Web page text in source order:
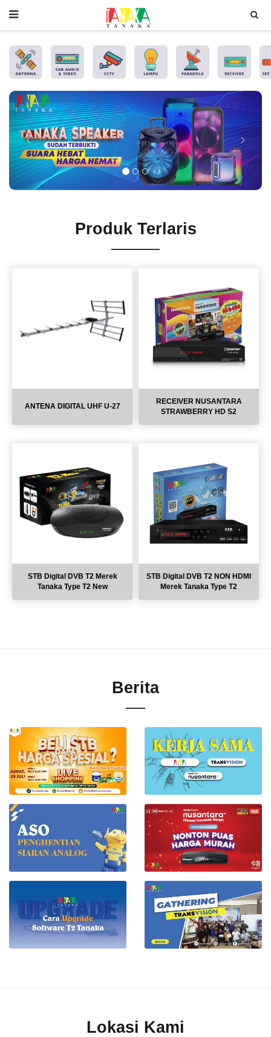
Previous Next
Produk Terlaris
ANTENA DIGITAL UHF U-27
RECEIVER NUSANTARA
STRAWBERRY HD S2
STB Digital DVB T2 Merek
Tanaka Type T2 New
STB Digital DVB T2 NON HDMI
Merek Tanaka Type T2
Berita
Lokasi Kami